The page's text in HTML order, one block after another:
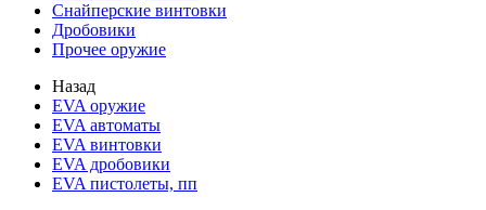
Снайперские винтовки
Дробовики
Прочее оружие
Назад
EVA оружие
EVA автоматы
EVA винтовки
EVA дробовики
EVA пистолеты, пп